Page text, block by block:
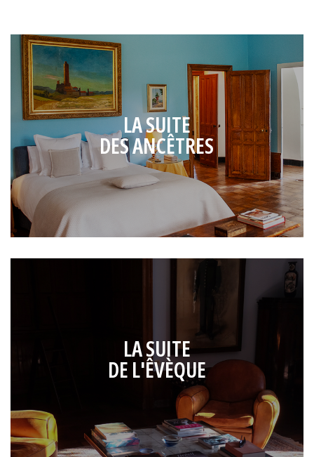
LA SUITE
DES ANCÊTRES
LA SUITE
DE L'ÊVÈQUE